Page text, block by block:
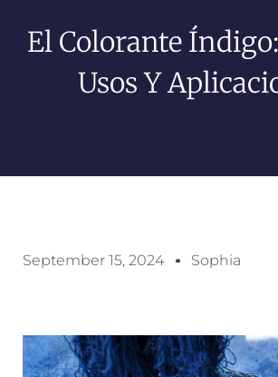
El Colorante
Usos Y
September 15, 2024 Sophia